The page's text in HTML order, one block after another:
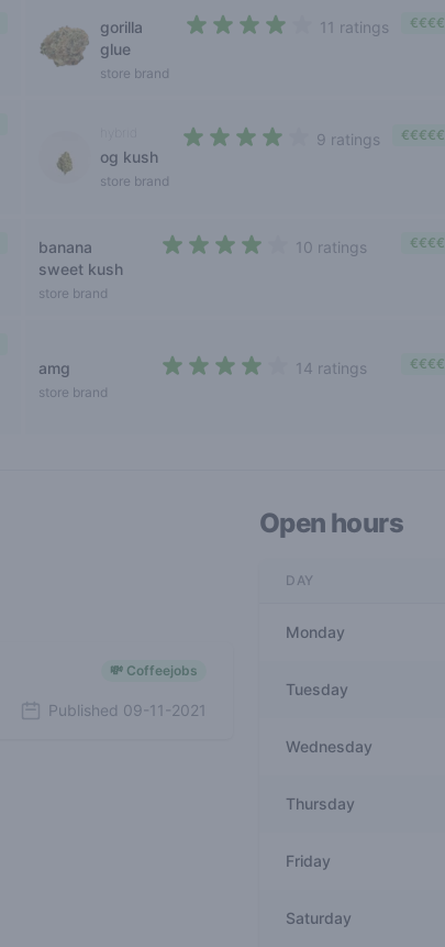
gorilla
glue
store brand
11 ratings €€€€
og kush
store brand
9 ratings €€€€€
banana
sweet kush
store brand
10 ratings €€€€
amg
store brand
14 ratings €€€€
💸 Coffeejobs
Published 09-11-2021
Open hours
DAY
Monday
Tuesday
Wednesday
Thursday
Friday
Saturday